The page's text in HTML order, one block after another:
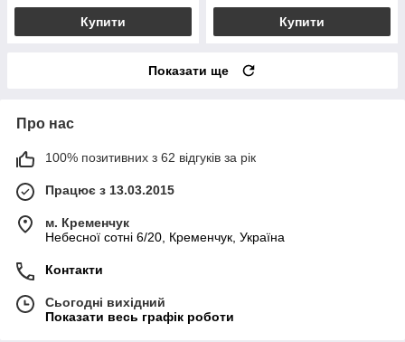
Купити Купити
Показати ще
Про нас
100% позитивних з 62 відгуків за рік
Працює з 13.03.2015
м. Кременчук
Небесної сотні 6/20, Кременчук, Україна
Контакти
Сьогодні вихідний
Показати весь графік роботи